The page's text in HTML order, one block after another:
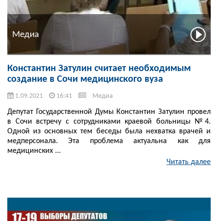
Медиа
Константин Затулин считает необходимым
создание в Сочи медицинского вуза
1.09.2021 16:41 Медиа
Депутат Государственной Думы Константин Затулин провел
в Сочи встречу с сотрудниками краевой больницы №4.
Одной из основных тем беседы была нехватка врачей и
медперсонала. Эта проблема актуальна как для
медицинских ...
Читать далее